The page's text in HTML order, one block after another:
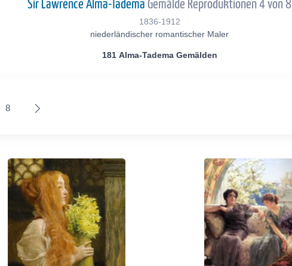
Sir Lawrence Alma-Tadema Gemälde Reproduktionen 4 von 8
1836-1912
niederländischer romantischer Maler
181 Alma-Tadema Gemälden
8